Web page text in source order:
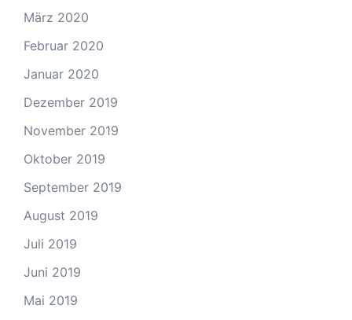
März 2020
Februar 2020
Januar 2020
Dezember 2019
November 2019
Oktober 2019
September 2019
August 2019
Juli 2019
Juni 2019
Mai 2019